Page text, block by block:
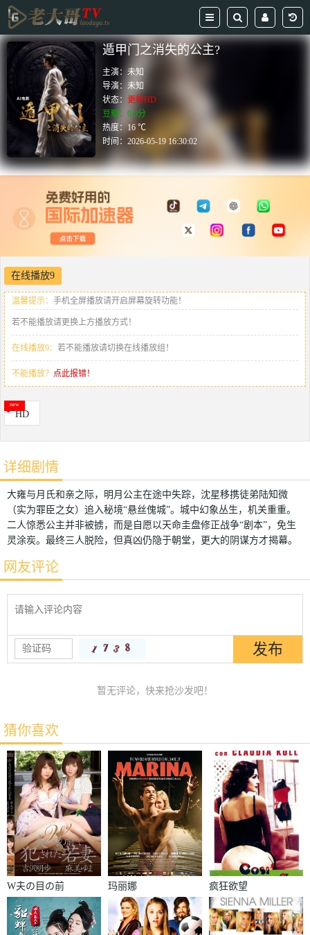
遁甲门之消失的公主?
主演：未知
导演：未知
状态：
更新HD
豆瓣：0.0分
热度：16 ℃
时间：2026-05-19 16:30:02
在线播放9
温馨提示： 手机全屏播放请开启屏幕旋转功能！
若不能播放请更换上方播放方式！
在线播放9： 若不能播放请切换在线播放组！
不能播放？ 点此报错！
HD
详细剧情
大雍与月氏和亲之际，明月公主在途中失踪，沈星移携徒弟陆知微
（实为罪臣之女）追入秘境“悬丝傀城”。城中幻象丛生，机关重重。
二人惊悉公主并非被掳，而是自愿以天命圭盘修正战争“剧本”，免生
灵涂炭。最终三人脱险，但真凶仍隐于朝堂，更大的阴谋方才揭幕。
网友评论
暂无评论，快来抢沙发吧！
猜你喜欢
W夫の目の前
で犯された若
妻
玛丽娜 疯狂欲望